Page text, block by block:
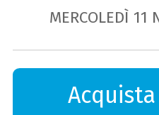
MERCOLEDÌ 11